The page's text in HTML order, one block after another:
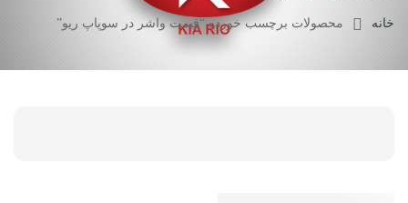
خانه محصولات برچسب خورده “قیمت واشر در سوپاپ ریو”